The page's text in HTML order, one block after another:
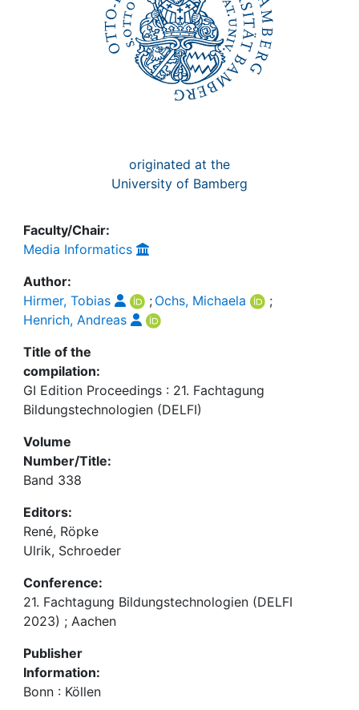
originated at the
University of Bamberg
Faculty/Chair:
Media Informatics
Author:
Hirmer, Tobias
; Ochs, Michaela
;
Henrich, Andreas
Title of the
compilation:
GI Edition Proceedings : 21. Fachtagung
Bildungstechnologien (DELFI)
Volume
Number/Title:
Band 338
Editors:
René, Röpke
Ulrik, Schroeder
Conference:
21. Fachtagung Bildungstechnologien (DELFI
2023) ; Aachen
Publisher
Information:
Bonn : Köllen